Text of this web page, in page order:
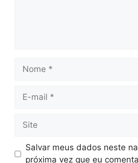
Nome
Site
Salvar meus dados neste
próxima vez que eu